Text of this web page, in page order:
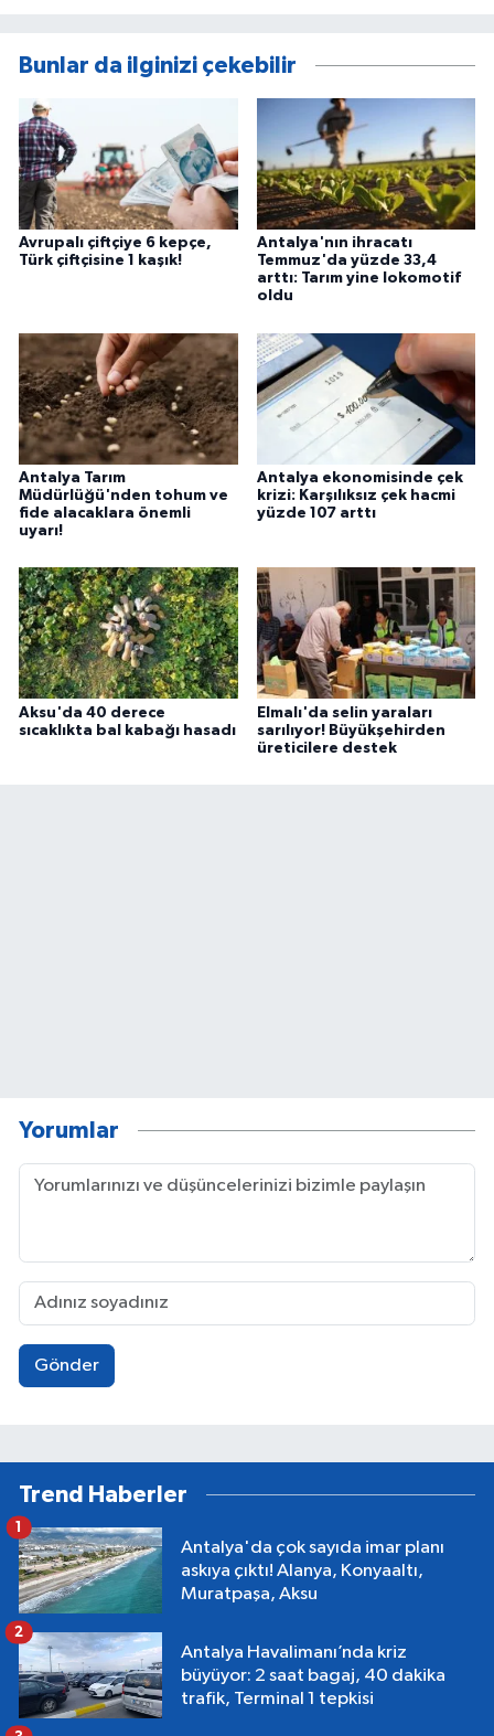
Bunlar da ilginizi çekebilir
Avrupalı çiftçiye 6 kepçe,
Türk çiftçisine 1 kaşık!
Antalya'nın ihracatı
Temmuz'da yüzde 33,4
arttı: Tarım yine lokomotif
oldu
Antalya Tarım
Müdürlüğü'nden tohum ve
fide alacaklara önemli
uyarı!
Antalya ekonomisinde çek
krizi: Karşılıksız çek hacmi
yüzde 107 arttı
Aksu'da 40 derece
sıcaklıkta bal kabağı hasadı
Elmalı'da selin yaraları
sarılıyor! Büyükşehirden
üreticilere destek
Yorumlar
Gönder
Trend Haberler
Antalya'da çok sayıda imar planı
askıya çıktı! Alanya, Konyaaltı,
Muratpaşa, Aksu
1
Antalya Havalimanı’nda kriz
büyüyor: 2 saat bagaj, 40 dakika
trafik, Terminal 1 tepkisi
2